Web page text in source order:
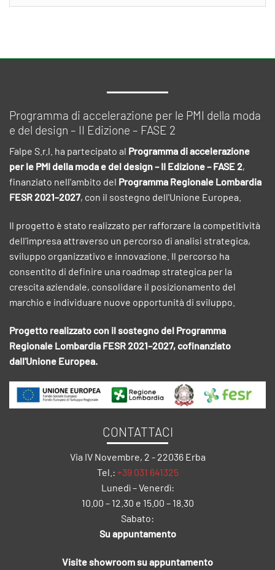
Programma di accelerazione per le PMI della moda
e del design – II Edizione – FASE 2
Falpe S.r.l. ha partecipato al Programma di accelerazione
per le PMI della moda e del design – II Edizione – FASE 2,
finanziato nell'ambito del Programma Regionale Lombardia
FESR 2021–2027, con il sostegno dell'Unione Europea.
Il progetto è stato realizzato per rafforzare la competitività
dell'impresa attraverso un percorso di analisi strategica,
sviluppo organizzativo e innovazione. Il percorso ha
consentito di definire una roadmap strategica per la
crescita aziendale, consolidare il posizionamento del
marchio e individuare nuove opportunità di sviluppo.
Progetto realizzato con il sostegno del Programma
Regionale Lombardia FESR 2021–2027, cofinanziato
dall'Unione Europea.
CONTATTACI
Via IV Novembre, 2 - 22036 Erba
Tel.: +39 031 641325
Lunedì – Venerdì:
10.00 – 12.30 e 15.00 – 18.30
Sabato:
Su appuntamento
Visite showroom su appuntamento